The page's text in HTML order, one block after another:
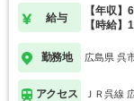
給与
【年収】
【時給】
勤務地 広島県 呉
アクセス ＪＲ呉線